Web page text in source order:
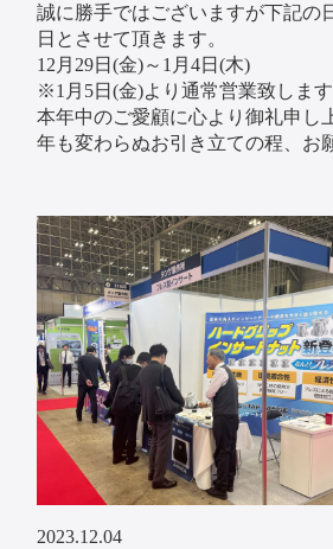
誠に勝手ではございますが下記の
日とさせて頂きます。
12月29日(金)～1月4日(木)
※1月5日(金)より通常営業致します
本年中のご愛顧に心より御礼申し
年も変わらぬお引き立ての程、お
2023.12.04